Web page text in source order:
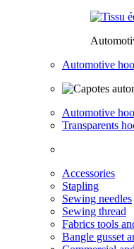
Automotive
Automotive
Transparents
Accessories
Stapling
Sewing needles
Sewing thread
Fabrics tools
Bangle gusset